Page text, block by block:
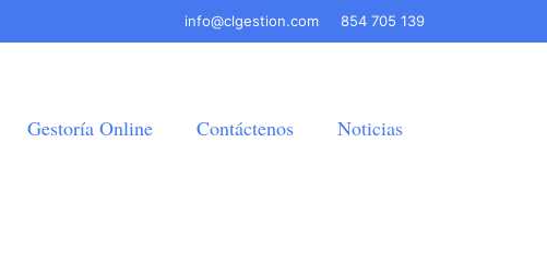
info@clgestion.com 854 705 139
Gestoría Online Contáctenos Noticias